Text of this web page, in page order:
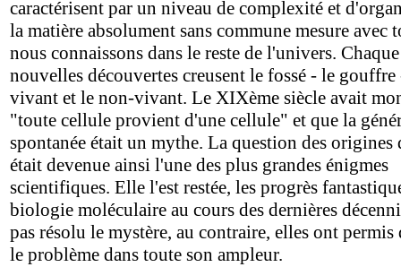
caractérisent par un niveau de complexité et
la matière absolument sans commune mesure avec
nous connaissons dans le reste de l'univers.
nouvelles découvertes creusent le fossé - le gouffre
vivant et le non-vivant. Le XIXème siècle avait
"toute cellule provient d'une cellule" et que la
spontanée était un mythe. La question des origines
était devenue ainsi l'une des plus grandes énigmes
scientifiques. Elle l'est restée, les progrès
biologie moléculaire au cours des dernières
pas résolu le mystère, au contraire, elles ont permis
le problème dans toute son ampleur.